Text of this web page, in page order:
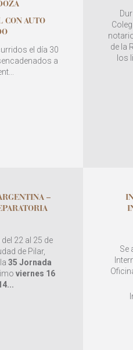
CON AUTO
el día 30
a
de la
los
–
22 al 25 de
de Pilar,
35 Jornada
viernes 16
Se